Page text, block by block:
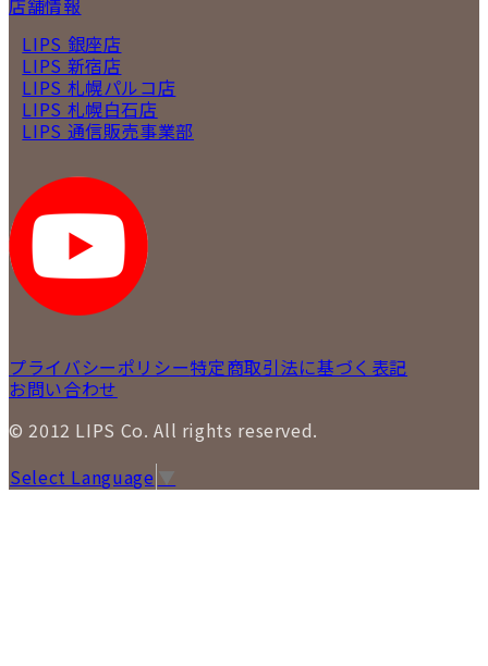
店舗情報
LIPS 銀座店
LIPS 新宿店
LIPS 札幌パルコ店
LIPS 札幌白石店
LIPS 通信販売事業部
プライバシーポリシー特定商取引法に基づく表記
お問い合わせ
© 2012 LIPS Co. All rights reserved.
Select Language ▼